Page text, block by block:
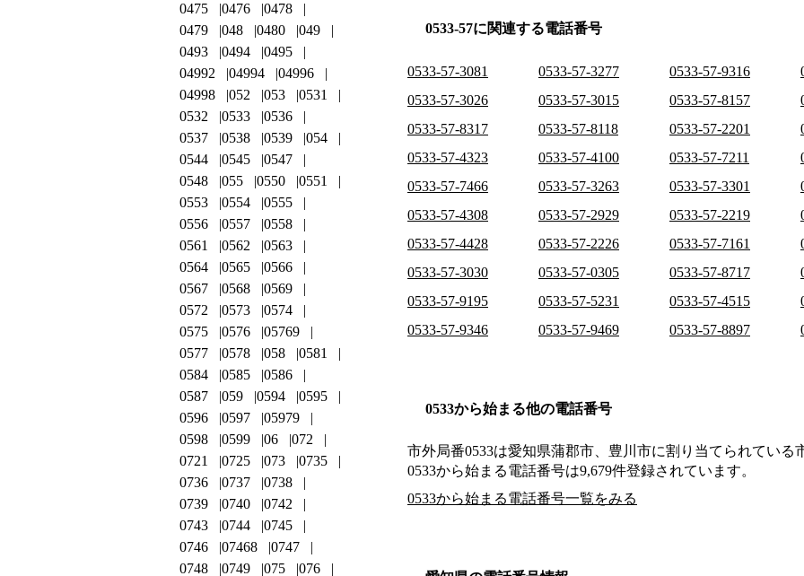
0533-57に関連する電話番号
0533-57-3081 0533-57-3277 0533-57-9316
0533-57-3026
0533-57-3015 0533-57-8157
0533-57-8317
0533-57-8118 0533-57-2201
0533-57-4323
0533-57-4100 0533-57-7211
0533-57-7466
0533-57-3263 0533-57-3301
0533-57-4308
0533-57-2929 0533-57-2219
0533-57-4428
0533-57-2226 0533-57-7161
0533-57-3030
0533-57-0305 0533-57-8717
0533-57-9195
0533-57-5231 0533-57-4515
0533-57-9346
0533-57-9469 0533-57-8897
0533から始まる他の電話番号
市外局番0533は愛知県蒲郡市、豊川市に割り当てられている
0533から始まる電話番号は9,679件登録されています。
0533から始まる電話番号一覧をみる
0475
0476
0478
0479
048 0480
049
0493
0494
0495
04992
04994
04996
04998
052 053
0531
0532
0533
0536
0537
0538 0539
054
0544
0545
0547
0548
055 0550
0551
0553
0554
0555
0556
0557
0558
0561
0562
0563
0564
0565
0566
0567
0568
0569
0572
0573
0574
0575
0576
05769
0577
0578 058
0581
0584
0585
0586
0587
059 0594
0595
0596
0597
05979
0598
0599 06
072
0721
0725 073
0735
0736
0737
0738
0739
0740
0742
0743
0744
0745
0746
07468
0747
0748
0749 075
076